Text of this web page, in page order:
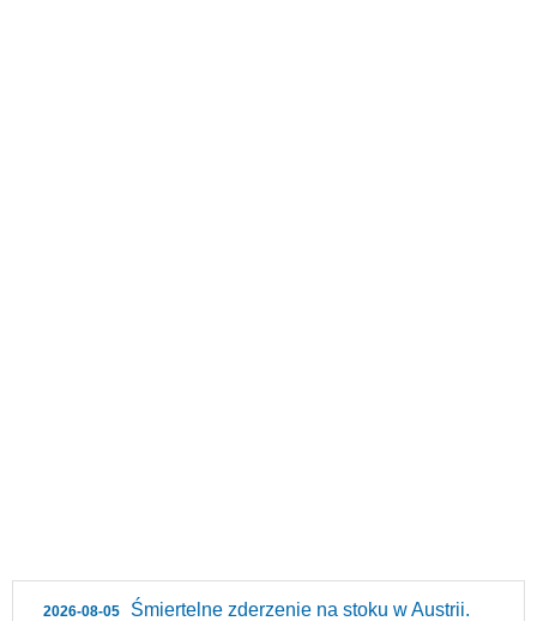
2026-08-05
Śmiertelne zderzenie na stoku w Austrii.